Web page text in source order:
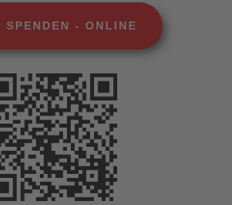
SPENDEN - ONLINE